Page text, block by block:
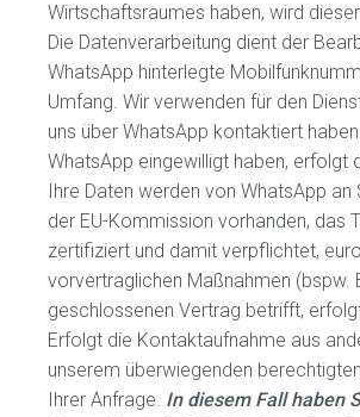
Wirtschaftsraumes haben, wird
Die Datenverarbeitung dient der
WhatsApp hinterlegte
Umfang. Wir verwenden für den
uns über WhatsApp kontaktiert
WhatsApp eingewilligt haben, erfolgt
Ihre Daten werden von WhatsApp
der EU-Kommission vorhanden, das
zertifiziert und damit verpflichtet,
vorvertraglichen Maßnahmen (bspw.
geschlossenen Vertrag betrifft,
Erfolgt die Kontaktaufnahme aus
unserem überwiegenden
Ihrer Anfrage. In diesem Fall haben